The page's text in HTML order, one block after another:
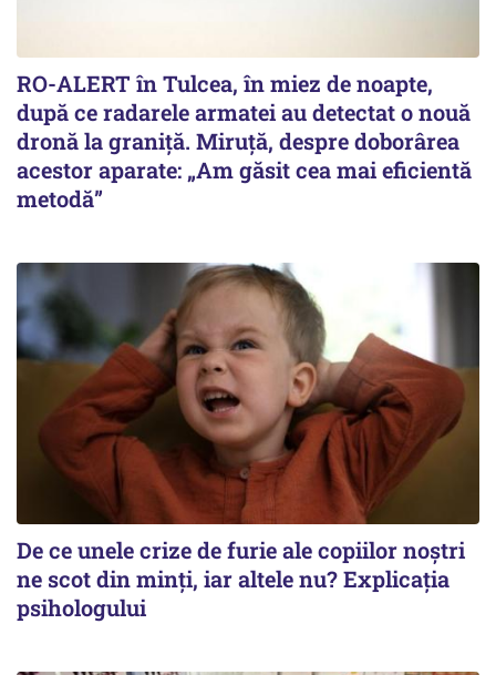
RO-ALERT în Tulcea, în miez de noapte,
după ce radarele armatei au detectat o nouă
dronă la graniță. Miruță, despre doborârea
acestor aparate: „Am găsit cea mai eficientă
metodă”
De ce unele crize de furie ale copiilor noștri
ne scot din minți, iar altele nu? Explicația
psihologului